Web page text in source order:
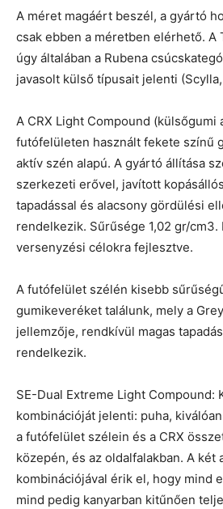
A méret magáért beszél, a gyártó
csak ebben a méretben elérhető. A
úgy általában a Rubena
javasolt külső típusait jelenti
A CRX Light Compound (külsőgumi
futófelületen használt fekete színű
aktív szén alapú. A gyártó állítása
szerkezeti erővel, javított
tapadással és alacsony gördülési
rendelkezik. Sűrűsége 1,02 gr/
versenyzési célokra fejlesztve.
A futófelület szélén kisebb
gumikeveréket találunk, mely a
jellemzője, rendkívül magas
rendelkezik.
SE-Dual Extreme Light Compound:
kombinációját jelenti: puha,
a futófelület szélein és a CRX
közepén, és az oldalfalakban. A két
kombinációjával érik el, hogy mind
mind pedig kanyarban kitűnően